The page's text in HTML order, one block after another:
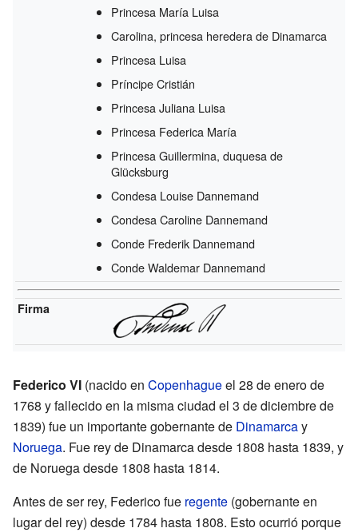
Princesa María Luisa
Carolina, princesa heredera de Dinamarca
Princesa Luisa
Príncipe Cristián
Princesa Juliana Luisa
Princesa Federica María
Princesa Guillermina, duquesa de
Glücksburg
Condesa Louise Dannemand
Condesa Caroline Dannemand
Conde Frederik Dannemand
Conde Waldemar Dannemand
Firma
Federico VI (nacido en Copenhagueel 28 de enero de
1768 y fallecido en la misma ciudad el 3 de diciembre de
1839) fue un importante gobernante de Dinamarcay
Noruega. Fue rey de Dinamarca desde 1808 hasta 1839, y
de Noruega desde 1808 hasta 1814.
Antes de ser rey, Federico fue regente (gobernante en
lugar del rey) desde 1784 hasta 1808. Esto ocurrió porque